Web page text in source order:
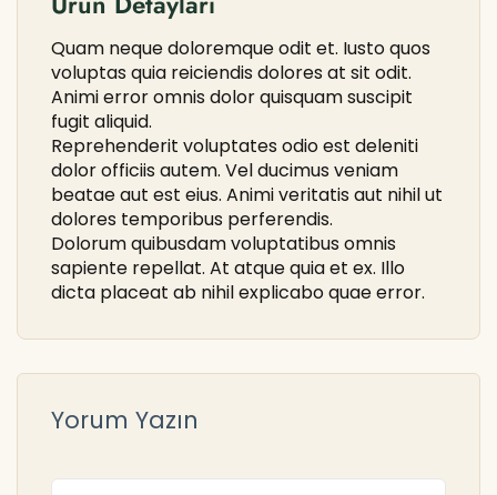
Quam neque doloremque odit et. Iusto quos
voluptas quia reiciendis dolores at sit odit.
Animi error omnis dolor quisquam suscipit
fugit aliquid.
Reprehenderit voluptates odio est deleniti
dolor officiis autem. Vel ducimus veniam
beatae aut est eius. Animi veritatis aut nihil ut
dolores temporibus perferendis.
Dolorum quibusdam voluptatibus omnis
sapiente repellat. At atque quia et ex. Illo
dicta placeat ab nihil explicabo quae error.
Yorum Yazın